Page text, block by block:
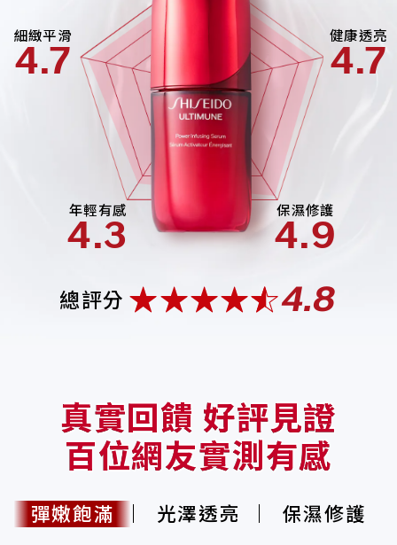
總評分 4.8
健康透亮
4.7
保濕修護
4.9
年輕有感
4.3
細緻平滑
4.7
真實回饋 好評見證
百位網友實測有感
彈嫩飽滿 光澤透亮 保濕修護